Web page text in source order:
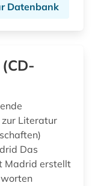
Datenbank
zur Literatur
Das
Madrid erstellt